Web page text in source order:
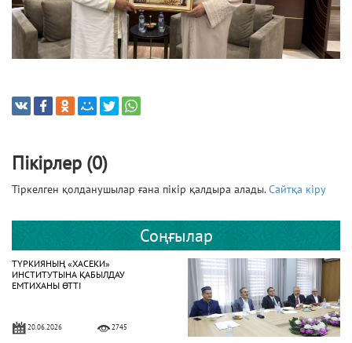
Пікірлер (0)
Тіркелген қолданушылар ғана пікір қалдыра алады.Сайтқа кіру
Соңғылар
ТҮРКИЯНЫҢ «ХАСЕКИ»
ИНСТИТУТЫНА ҚАБЫЛДАУ
ЕМТИХАНЫ ӨТТІ
20.06.2026 2745